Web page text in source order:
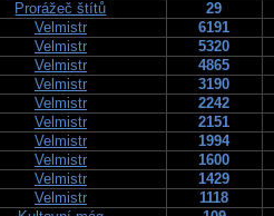
Prorážeč štítů
29
Velmistr
6191
Velmistr
5320
Velmistr
4865
Velmistr
3190
Velmistr
2242
Velmistr
2151
Velmistr
1994
Velmistr
1600
Velmistr
1429
Velmistr
1118